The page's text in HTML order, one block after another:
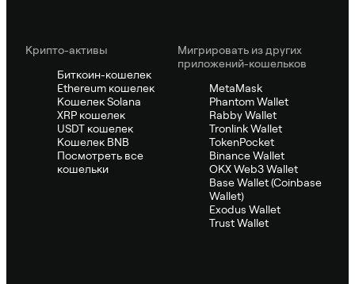
Крипто-активы
Биткоин-кошелек
Ethereum кошелек
Кошелек Solana
XRP кошелек
USDT кошелек
Кошелек BNB
Посмотреть все
кошельки
Мигрировать из других
приложений-кошельков
MetaMask
Phantom Wallet
Rabby Wallet
Tronlink Wallet
TokenPocket
Binance Wallet
OKX Web3 Wallet
Base Wallet (Coinbase
Wallet)
Exodus Wallet
Trust Wallet